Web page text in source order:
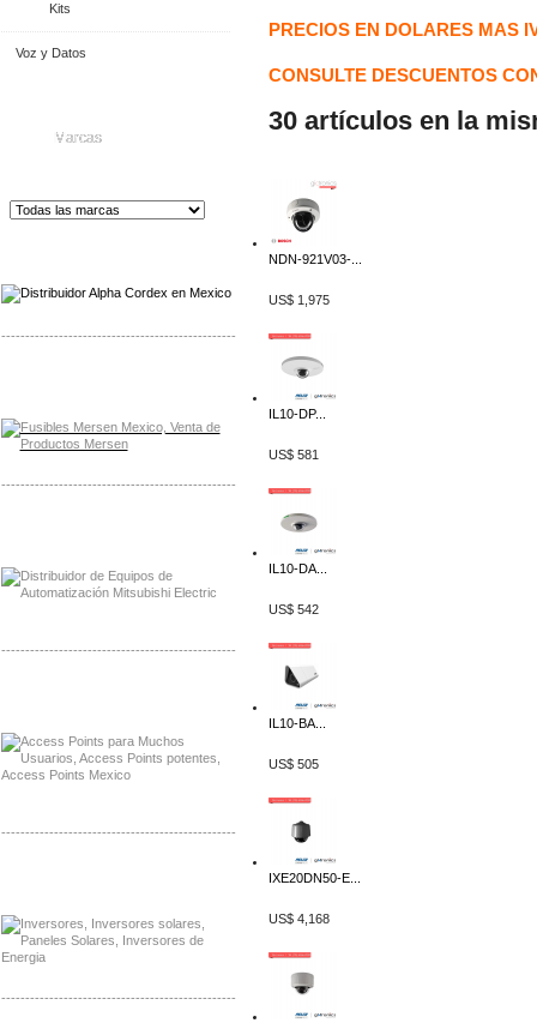
Kits
Voz y Datos
Marcas
-------------------------------------------------
-------------------------------------------------
-------------------------------------------------
-------------------------------------------------
-------------------------------------------------
PRECIOS EN DOLARES MAS
CONSULTE DESCUENTOS
30 artículos en la
NDN-921V03-...
US$ 1,975
IL10-DP...
US$ 581
IL10-DA...
US$ 542
IL10-BA...
US$ 505
IXE20DN50-E...
US$ 4,168